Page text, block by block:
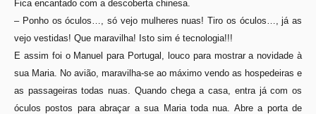
Fica encantado com a descoberta chinesa.
– Ponho os óculos…, só vejo mulheres nuas! Tiro os óculos…, já as
vejo vestidas! Que maravilha! Isto sim é tecnologia!!!
E assim foi o Manuel para Portugal, louco para mostrar a novidade à
sua Maria. No avião, maravilha-se ao máximo vendo as hospedeiras e
as passageiras todas nuas. Quando chega a casa, entra já com os
óculos postos para abraçar a sua Maria toda nua. Abre a porta de